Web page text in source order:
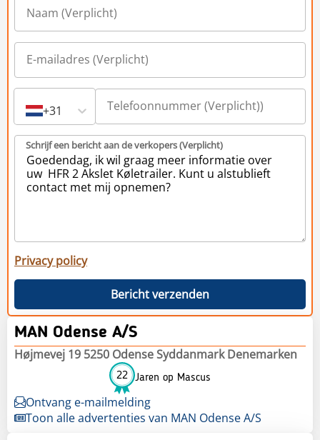
+31
Schrijf een bericht aan de verkopers (Verplicht)
Privacy policy
Bericht verzenden
MAN Odense A/S
Højmevej 19 5250 Odense Syddanmark Denemarken
22 Jaren op Mascus
Ontvang e-mailmelding
Toon alle advertenties van MAN Odense A/S